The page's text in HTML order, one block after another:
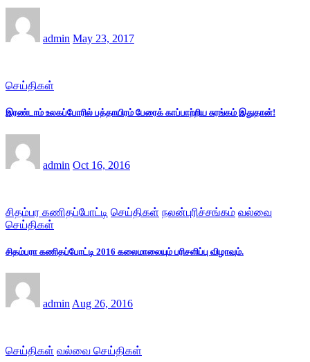
admin May 23, 2017
செய்திகள்
இரண்டாம் உலகப்போரில் பத்தாயிரம் பேரைக் காப்பாற்றிய சுரங்கம் இதுதான்!
admin Oct 16, 2016
சிதம்பர கணிதப்போட்டி செய்திகள் நலன்புரிச்சங்கம் வல்வை
செய்திகள்
சிதம்பரா கணிதப்போட்டி 2016 கலைமாலையும் பரிசளிப்பு விழாவும்.
admin Aug 26, 2016
செய்திகள் வல்வை செய்திகள்